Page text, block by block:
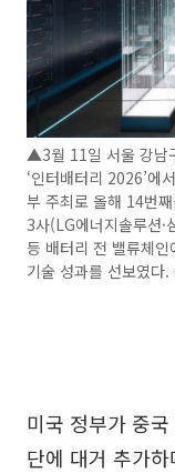
▲3월 11일 서울 강남
‘인터배터리 2026’에
부 주최로 올해 14번
3사(LG에너지솔루션·
등 배터리 전 밸류체
기술 성과를 선보였
미국 정부가 중
단에 대거 추가